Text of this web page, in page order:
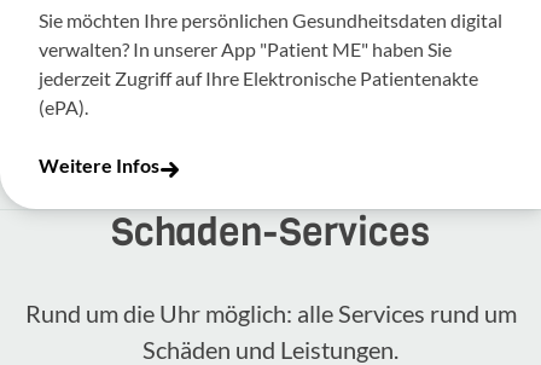
Sie möchten Ihre persönlichen Gesundheitsdaten digital
verwalten? In unserer App "Patient ME" haben Sie
jederzeit Zugriff auf Ihre Elektronische Patientenakte
(ePA).
Weitere Infos
Schaden-​Services
Rund um die Uhr möglich: alle Services rund um
Schäden und Leis­tungen.